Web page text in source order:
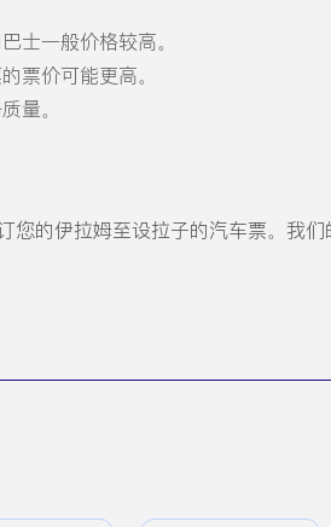
士一般价格较高。
票价可能更高。
量。
您的伊拉姆至设拉子的汽车票。我